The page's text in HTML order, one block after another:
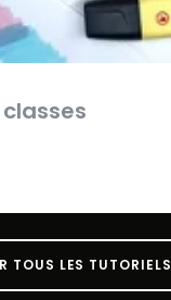
TOUS LES TUTORIELS